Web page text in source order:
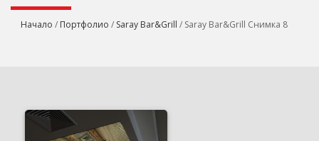
Начало / Портфолио / Saray Bar&Grill / Saray Bar&Grill Снимка 8